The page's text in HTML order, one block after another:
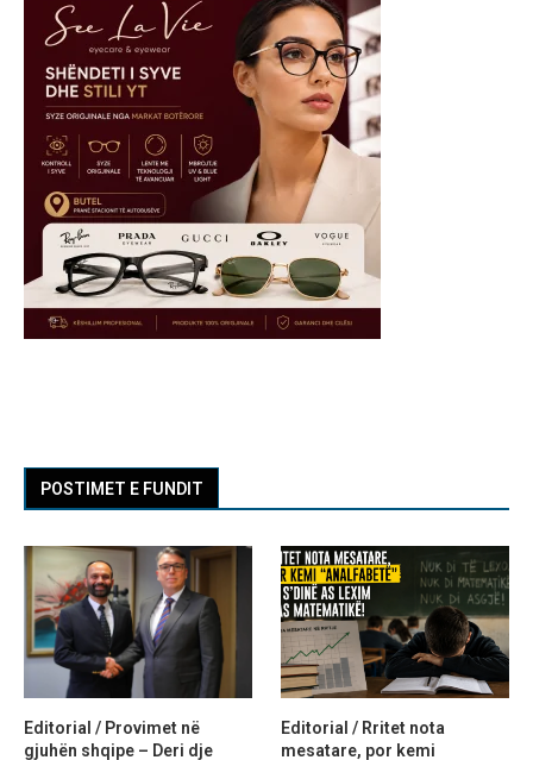
POSTIMET E FUNDIT
Editorial / Provimet në
gjuhën shqipe – Deri dje
Editorial / Rritet nota
mesatare, por kemi